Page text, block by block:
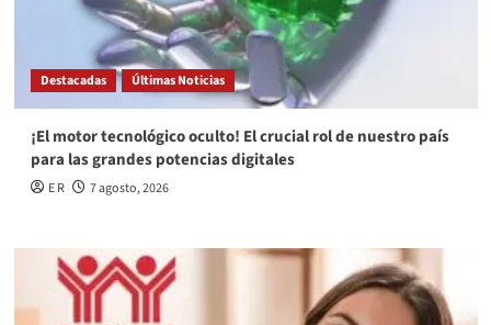
Destacadas Últimas Noticias
¡El motor tecnológico oculto! El crucial rol de nuestro país
para las grandes potencias digitales
E R 7 agosto, 2026